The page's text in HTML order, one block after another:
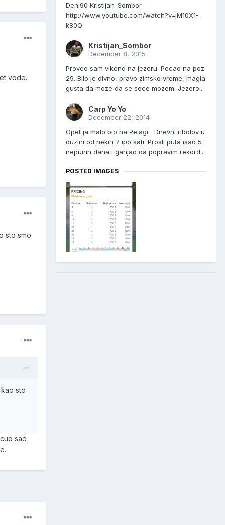
vode.
sto smo
sto
sad
Deni90 Kristijan_Sombor
http://www.youtube.com/watch?v=jM10X1-
k80Q
Kristijan_Sombor
December 8, 2015
Proveo sam vikend na jezeru. Pecao na poz
29. Bilo je divno, pravo zimsko vreme, magla
gusta da moze da se sece mozem. Jezero...
Carp Yo Yo
December 22, 2014
Opet ja malo bio na Pelagi Dnevni ribolov u
duzini od nekih 7 ipo sati. Prosli puta isao 5
nepunih dana i ganjao da popravim rekord...
POSTED IMAGES